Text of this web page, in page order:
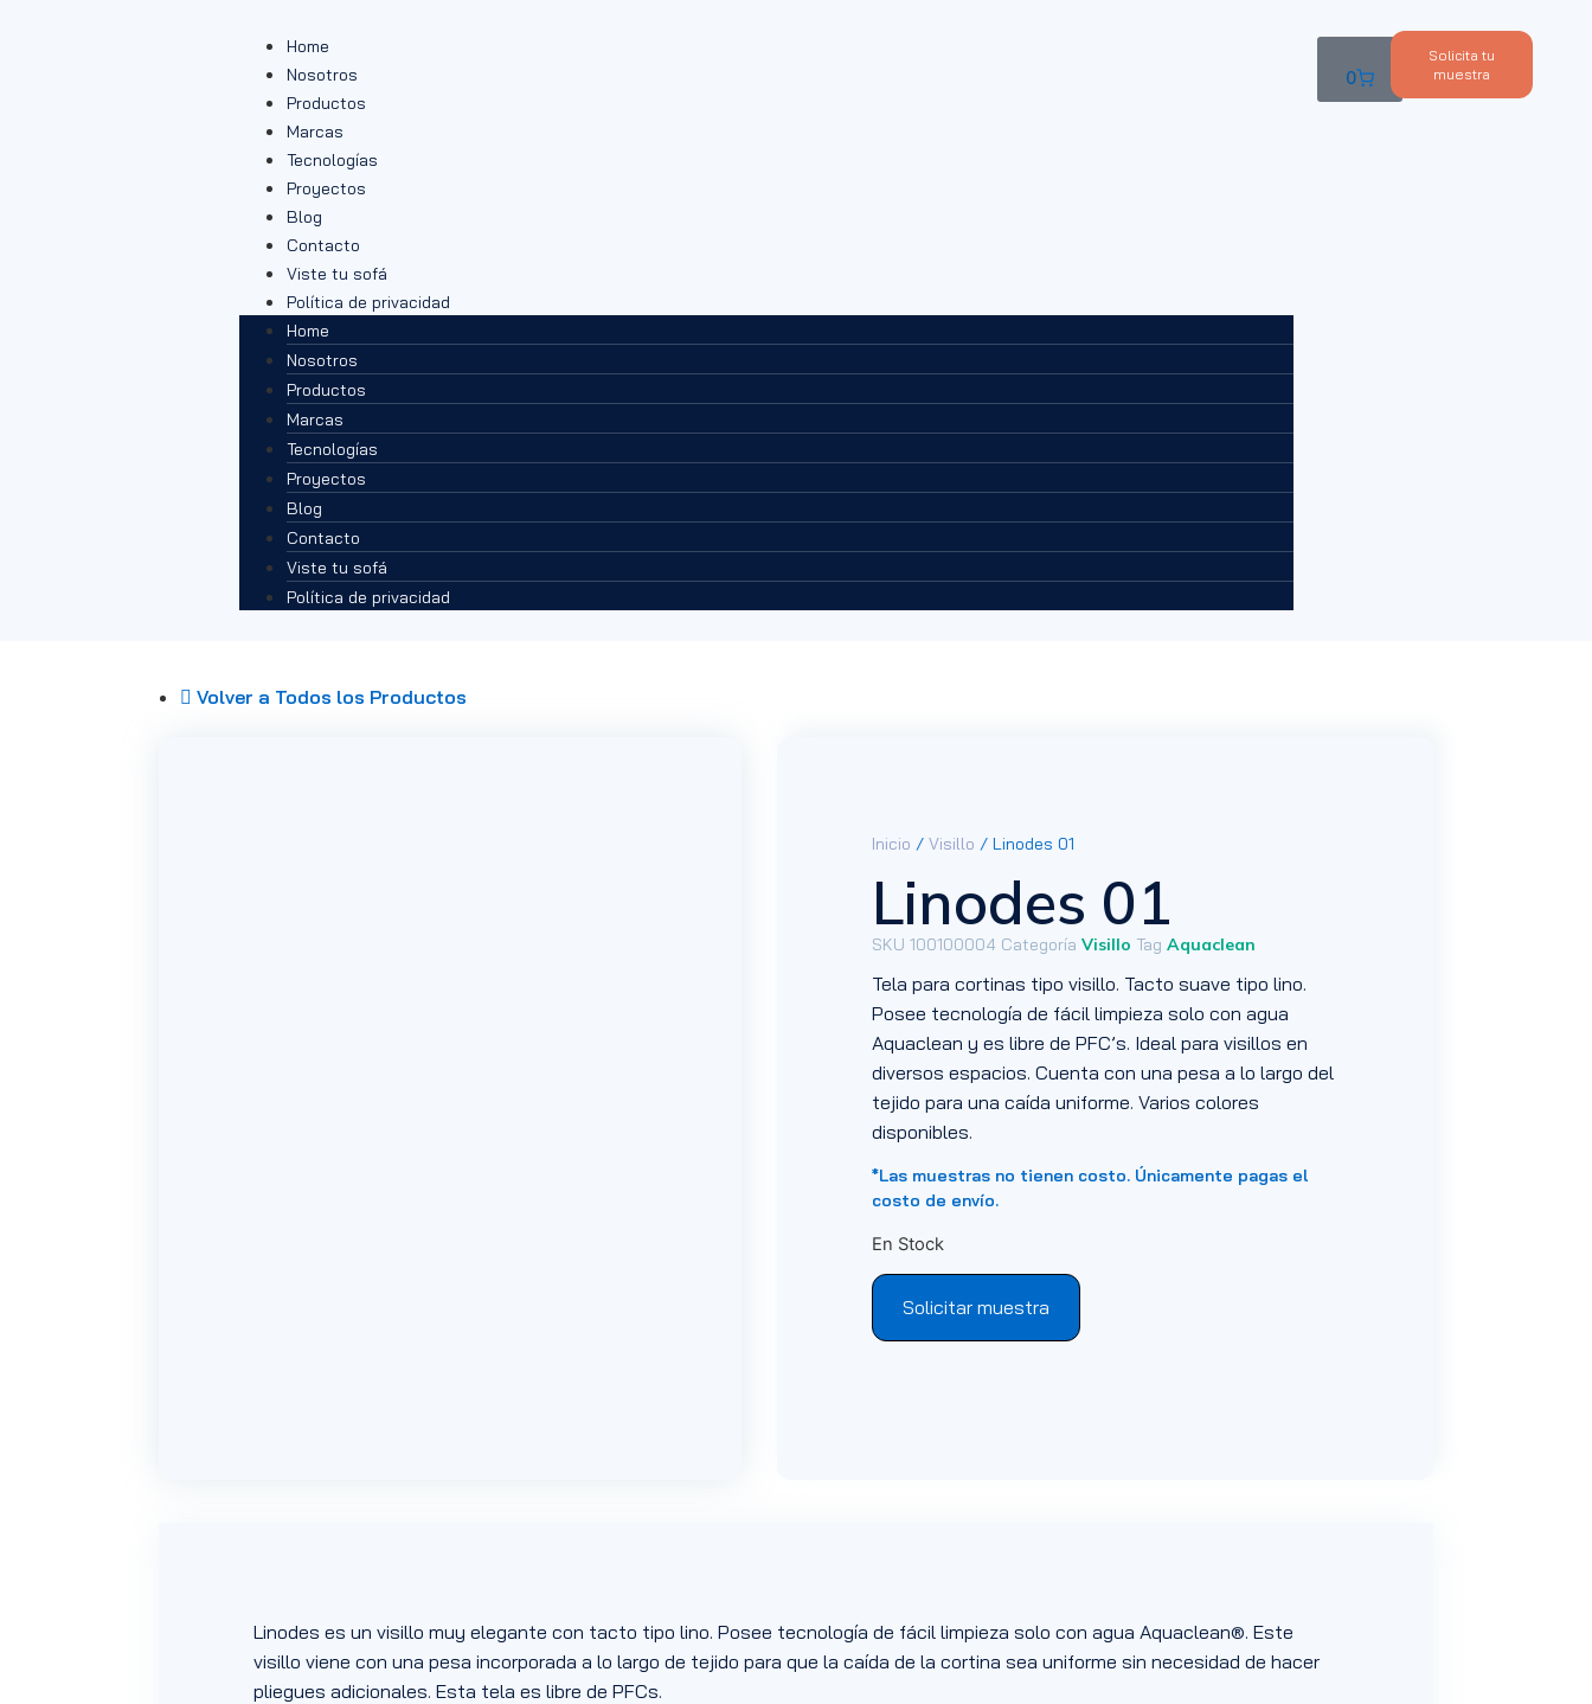
Home
Nosotros
Productos
Marcas
Tecnologías
Proyectos
Blog
Contacto
Viste tu sofá
Política de privacidad
Home
Nosotros
Productos
Marcas
Tecnologías
Proyectos
Blog
Contacto
Viste tu sofá
Política de privacidad
0
Solicita tu
muestra
Volver a Todos los Productos
Inicio / Visillo / Linodes 01
Linodes 01
SKU 100100004 Categoría Visillo Tag Aquaclean
Tela para cortinas tipo visillo. Tacto suave tipo lino.
Posee tecnología de fácil limpieza solo con agua
Aquaclean y es libre de PFC’s. Ideal para visillos en
diversos espacios. Cuenta con una pesa a lo largo del
tejido para una caída uniforme. Varios colores
disponibles.
*Las muestras no tienen costo. Únicamente pagas el
costo de envío.
En Stock
Solicitar muestra
Linodes es un visillo muy elegante con tacto tipo lino. Posee tecnología de fácil limpieza solo con agua Aquaclean®. Este
visillo viene con una pesa incorporada a lo largo de tejido para que la caída de la cortina sea uniforme sin necesidad de hacer
pliegues adicionales. Esta tela es libre de PFCs.